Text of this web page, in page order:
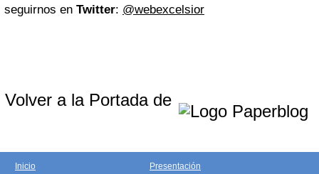
seguirnos en Twitter: @webexcelsior
Volver a la Portada de
Inicio
Presentación